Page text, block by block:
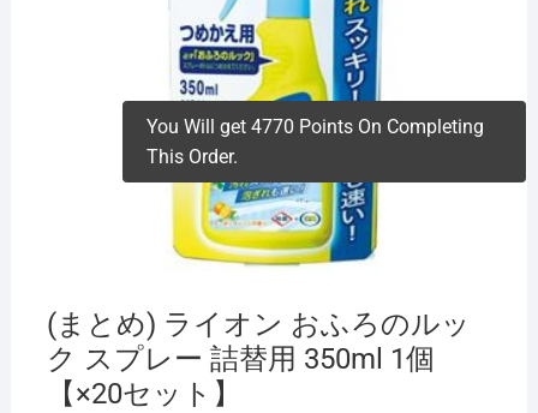
(まとめ) ライオン おふろのルッ
ク スプレー 詰替用 350ml 1個
【×20セット】
You Will get 4770 Points On Completing
This Order.